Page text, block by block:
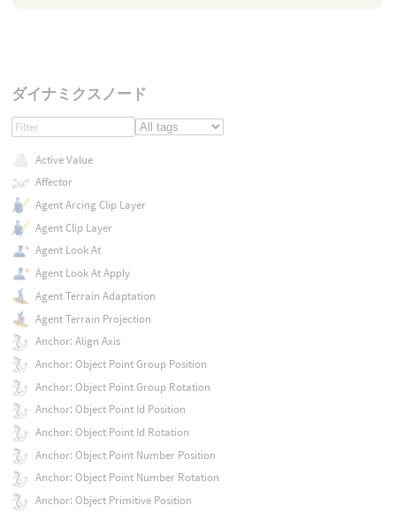
ダイナミクスノード
Active Value
Affector
Agent Arcing Clip Layer
Agent Clip Layer
Agent Look At
Agent Look At Apply
Agent Terrain Adaptation
Agent Terrain Projection
Anchor: Align Axis
Anchor: Object Point Group Position
Anchor: Object Point Group Rotation
Anchor: Object Point Id Position
Anchor: Object Point Id Rotation
Anchor: Object Point Number Position
Anchor: Object Point Number Rotation
Anchor: Object Primitive Position